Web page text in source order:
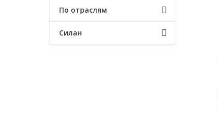
По отраслям
Силан